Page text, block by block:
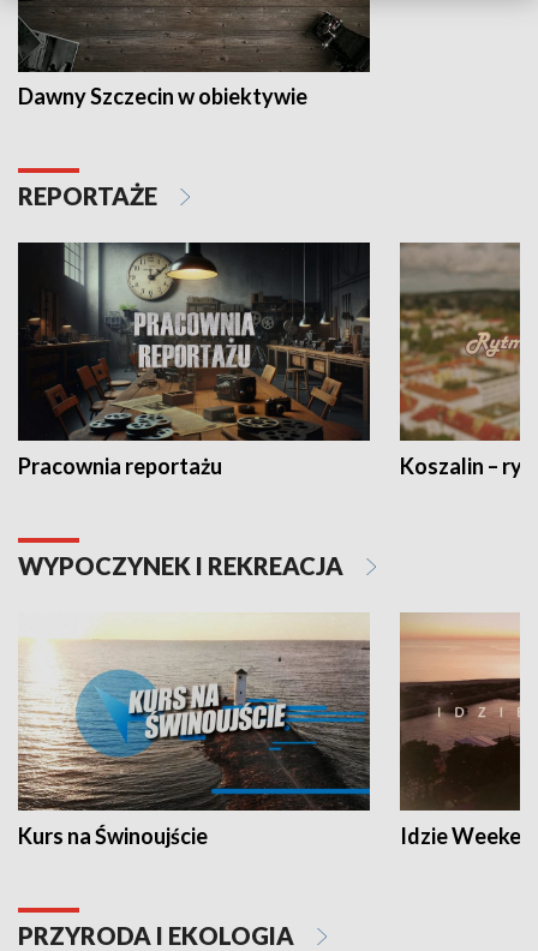
Dawny Szczecin w obiektywie
REPORTAŻE
Pracownia reportażu Koszalin –
WYPOCZYNEK I REKREACJA
Kurs na Świnoujście Idzie
PRZYRODA I EKOLOGIA